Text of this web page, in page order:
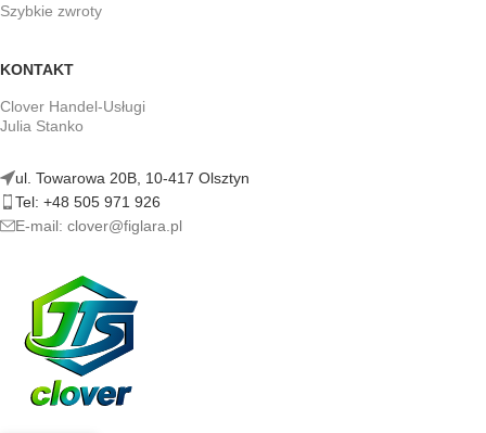
Szybkie zwroty
KONTAKT
Clover Handel-Usługi
Julia Stanko
ul. Towarowa 20B, 10-417 Olsztyn
Tel: +48 505 971 926
E-mail: clover@figlara.pl